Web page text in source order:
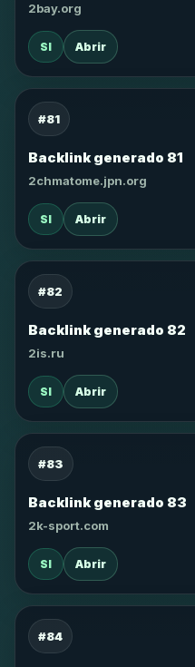
2bay.org
SI Abrir
#81
Backlink generado 81
2chmatome.jpn.org
SI Abrir
#82
Backlink generado 82
2is.ru
SI Abrir
#83
Backlink generado 83
2k-sport.com
SI Abrir
#84